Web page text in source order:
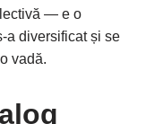
— e o
a diversificat și se
vadă.